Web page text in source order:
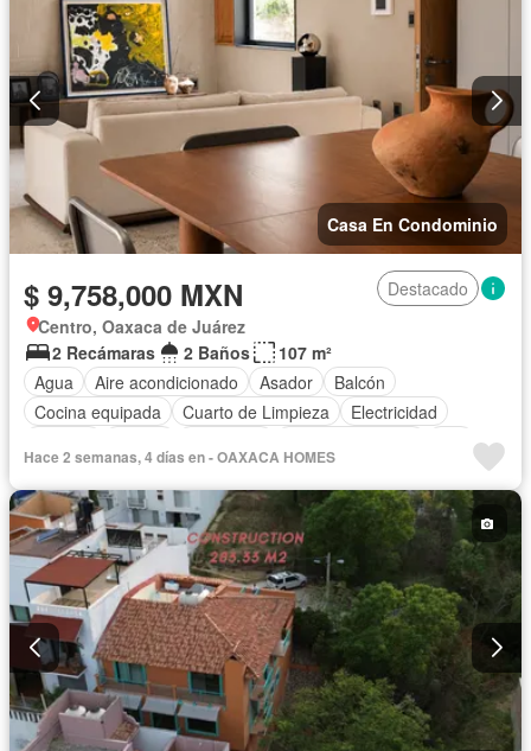
Casa En Condominio
$ 9,758,000 MXN
Destacado
Centro, Oaxaca de Juárez
2 Recámaras
2 Baños
107 m²
Agua
Aire acondicionado Asador
Balcón
Cocina equipada
Cuarto de Limpieza
Electricidad
Zonas verdes
Sin amueblar
Hace 2 semanas, 4 días en - OAXACA HOMES